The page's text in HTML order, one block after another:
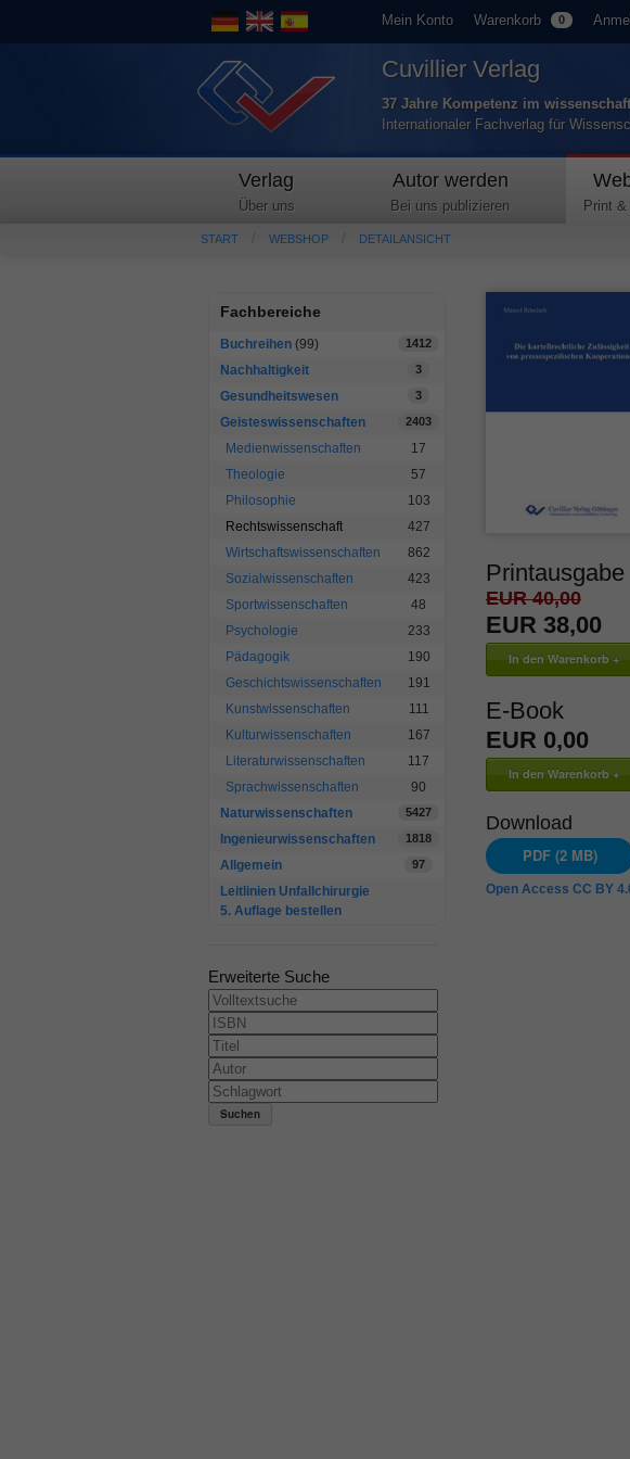
Mein Konto Warenkorb 0
Cuvillier Verlag
37 Jahre Kompetenz im
Internationaler Fachverlag für
Verlag
Über uns
Autor werden
Bei uns publizieren Print
START WEBSHOP DETAILANSICHT
Fachbereiche
Buchreihen (99) 1412
Nachhaltigkeit 3
Gesundheitswesen 3
Geisteswissenschaften 2403
Medienwissenschaften
17
Theologie
57
Philosophie
103
Rechtswissenschaft
427
Wirtschaftswissenschaften
862
Sozialwissenschaften
423
Sportwissenschaften
48
Psychologie
233
Pädagogik
190
Geschichtswissenschaften
191
Kunstwissenschaften
111
Kulturwissenschaften
167
Literaturwissenschaften
117
Sprachwissenschaften
90
Naturwissenschaften
5427
Ingenieurwissenschaften 1818
Allgemein 97
Leitlinien Unfallchirurgie
5. Auflage bestellen
Erweiterte Suche
Printausgabe
EUR 40,00
EUR 38,00
E-Book
EUR 0,00
Download
PDF (2 MB)
Open Access CC BY